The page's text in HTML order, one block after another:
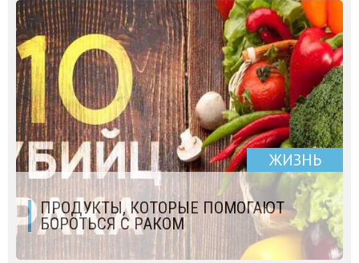
ЖИЗНЬ
ПРОДУКТЫ, КОТОРЫЕ ПОМОГАЮТ
БОРОТЬСЯ С РАКОМ